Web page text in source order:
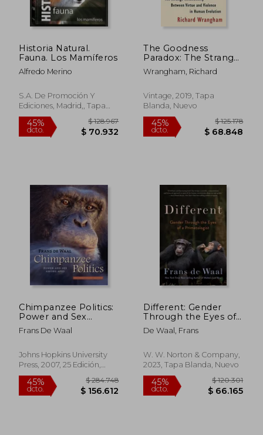
dcto. $ 533.676 dcto.
Historia Natural.
Fauna. Los Mamíferos
Alfredo Merino
S.A. De Promoción Y
Ediciones, Madrid,, Tapa
Dura,Usado
45%
dcto.
$ 128.967
$ 70.932
The Goodness
Paradox: The Strange
Relationship
Between Virtue and
Evolution (en Inglés)
Wrangham, Richard
Vintage, 2019, Tapa
Blanda, Nuevo
45%
dcto. $
Chimpanzee Politics:
Power and Sex
among Apes (en
Inglés)
Frans De Waal
Johns Hopkins University
Press, 2007, 25 Edición,
Tapa Blanda, Nuevo
Different: Gender
Through the Eyes of
a Primatologist (en
Inglés)
De Waal, Frans
W. W. Norton & Company,
2023, Tapa Blanda, Nuevo